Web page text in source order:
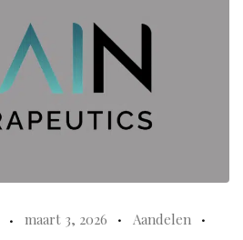
maart 3, 2026
Aandelen